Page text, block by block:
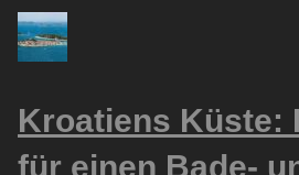
Kroatiens Küste:
für einen Bade-